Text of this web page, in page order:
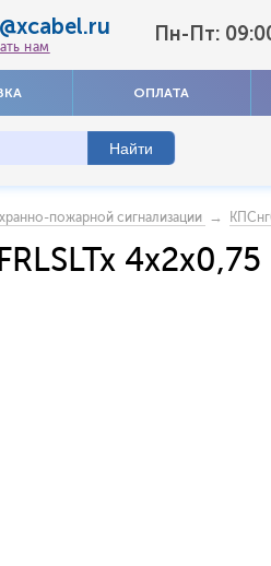
нам
Пн-Пт:
ОПЛАТА
пожарной сигнализации →
4x2x0,75